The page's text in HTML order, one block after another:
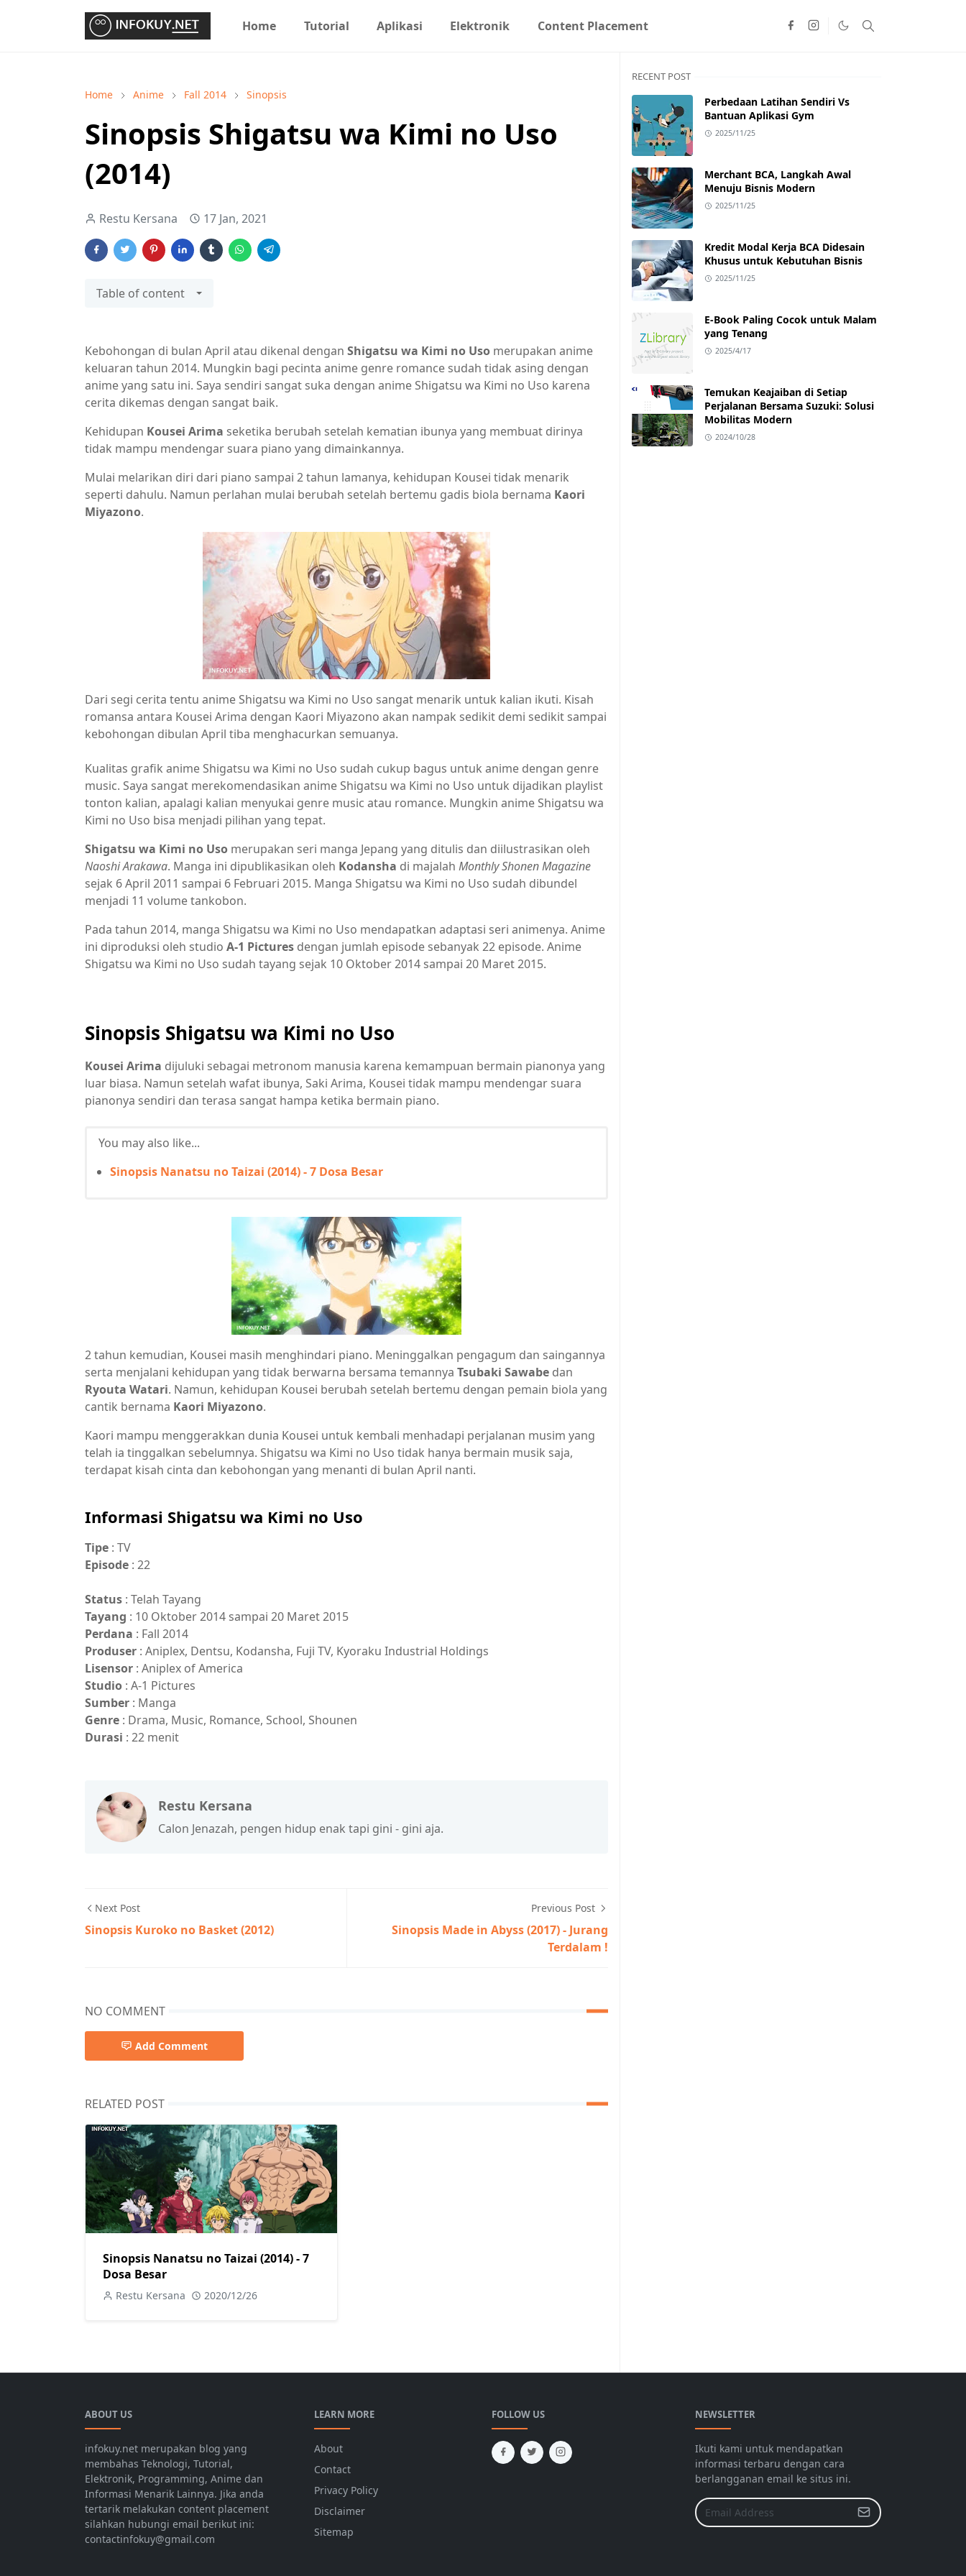
Home Tutorial Aplikasi Elektronik Content Placement
Home Anime Fall 2014 Sinopsis
Sinopsis Shigatsu wa Kimi no Uso
(2014)
Restu Kersana 17 Jan, 2021
Table of content
Kebohongan di bulan April atau dikenal dengan Shigatsu wa Kimi no Uso merupakan anime
keluaran tahun 2014. Mungkin bagi pecinta anime genre romance sudah tidak asing dengan
anime yang satu ini. Saya sendiri sangat suka dengan anime Shigatsu wa Kimi no Uso karena
cerita dikemas dengan sangat baik.
Kehidupan Kousei Arima seketika berubah setelah kematian ibunya yang membuat dirinya
tidak mampu mendengar suara piano yang dimainkannya.
Mulai melarikan diri dari piano sampai 2 tahun lamanya, kehidupan Kousei tidak menarik
seperti dahulu. Namun perlahan mulai berubah setelah bertemu gadis biola bernama Kaori
Miyazono.
Dari segi cerita tentu anime Shigatsu wa Kimi no Uso sangat menarik untuk kalian ikuti. Kisah
romansa antara Kousei Arima dengan Kaori Miyazono akan nampak sedikit demi sedikit sampai
kebohongan dibulan April tiba menghacurkan semuanya.
Kualitas grafik anime Shigatsu wa Kimi no Uso sudah cukup bagus untuk anime dengan genre
music. Saya sangat merekomendasikan anime Shigatsu wa Kimi no Uso untuk dijadikan playlist
tonton kalian, apalagi kalian menyukai genre music atau romance. Mungkin anime Shigatsu wa
Kimi no Uso bisa menjadi pilihan yang tepat.
Shigatsu wa Kimi no Uso merupakan seri manga Jepang yang ditulis dan diilustrasikan oleh
Naoshi Arakawa. Manga ini dipublikasikan oleh Kodansha di majalah Monthly Shonen Magazine
sejak 6 April 2011 sampai 6 Februari 2015. Manga Shigatsu wa Kimi no Uso sudah dibundel
menjadi 11 volume tankobon.
Pada tahun 2014, manga Shigatsu wa Kimi no Uso mendapatkan adaptasi seri animenya. Anime
ini diproduksi oleh studio A-1 Pictures dengan jumlah episode sebanyak 22 episode. Anime
Shigatsu wa Kimi no Uso sudah tayang sejak 10 Oktober 2014 sampai 20 Maret 2015.
Sinopsis Shigatsu wa Kimi no Uso
Kousei Arima dijuluki sebagai metronom manusia karena kemampuan bermain pianonya yang
luar biasa. Namun setelah wafat ibunya, Saki Arima, Kousei tidak mampu mendengar suara
pianonya sendiri dan terasa sangat hampa ketika bermain piano.
You may also like...
Sinopsis Nanatsu no Taizai (2014) - 7 Dosa Besar
2 tahun kemudian, Kousei masih menghindari piano. Meninggalkan pengagum dan saingannya
serta menjalani kehidupan yang tidak berwarna bersama temannya Tsubaki Sawabe dan
Ryouta Watari. Namun, kehidupan Kousei berubah setelah bertemu dengan pemain biola yang
cantik bernama Kaori Miyazono.
Kaori mampu menggerakkan dunia Kousei untuk kembali menhadapi perjalanan musim yang
telah ia tinggalkan sebelumnya. Shigatsu wa Kimi no Uso tidak hanya bermain musik saja,
terdapat kisah cinta dan kebohongan yang menanti di bulan April nanti.
Informasi Shigatsu wa Kimi no Uso
Tipe : TV
Episode : 22
Status : Telah Tayang
Tayang : 10 Oktober 2014 sampai 20 Maret 2015
Perdana : Fall 2014
Produser : Aniplex, Dentsu, Kodansha, Fuji TV, Kyoraku Industrial Holdings
Lisensor : Aniplex of America
Studio : A-1 Pictures
Sumber : Manga
Genre : Drama, Music, Romance, School, Shounen
Durasi : 22 menit
Restu Kersana
Calon Jenazah, pengen hidup enak tapi gini - gini aja.
Next Post
Sinopsis Kuroko no Basket (2012)
Previous Post
Sinopsis Made in Abyss (2017) - Jurang
Terdalam !
NO COMMENT
Add Comment
RELATED POST
Sinopsis Nanatsu no Taizai (2014) - 7
Dosa Besar
Restu Kersana 2020/12/26
RECENT POST
Perbedaan Latihan Sendiri Vs
Bantuan Aplikasi Gym
2025/11/25
Merchant BCA, Langkah Awal
Menuju Bisnis Modern
2025/11/25
Kredit Modal Kerja BCA Didesain
Khusus untuk Kebutuhan Bisnis
2025/11/25
E-Book Paling Cocok untuk Malam
yang Tenang
2025/4/17
Temukan Keajaiban di Setiap
Perjalanan Bersama Suzuki: Solusi
Mobilitas Modern
2024/10/28
ABOUT US
infokuy.net merupakan blog yang
membahas Teknologi, Tutorial,
Elektronik, Programming, Anime dan
Informasi Menarik Lainnya. Jika anda
tertarik melakukan content placement
silahkan hubungi email berikut ini:
contactinfokuy@gmail.com
LEARN MORE
About
Contact
Privacy Policy
Disclaimer
Sitemap
FOLLOW US NEWSLETTER
Ikuti kami untuk mendapatkan
informasi terbaru dengan cara
berlangganan email ke situs ini.